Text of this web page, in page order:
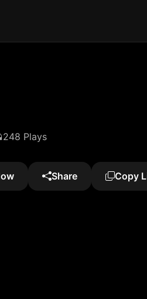
248 Plays
Share Copy